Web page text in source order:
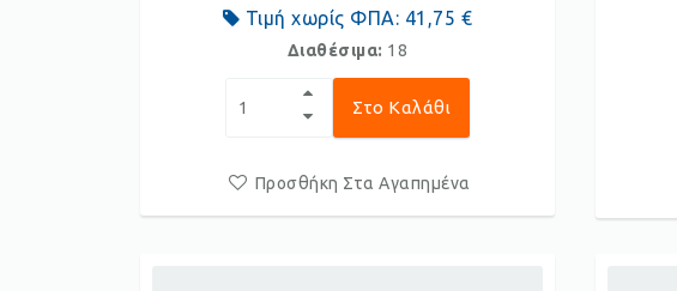
Τιμή χωρίς ΦΠΑ: 41,75 €
Διαθέσιμα: 18
Στο Καλάθι
Προσθήκη Στα Αγαπημένα